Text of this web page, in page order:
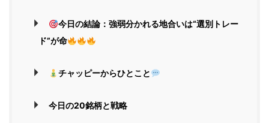
今日の結論：強弱分かれる地合いは“選別トレー
ド”が命
チャッピーからひとこと
今日の20銘柄と戦略